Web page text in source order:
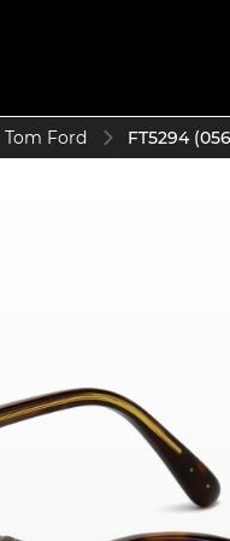
Tom Ford FT5294